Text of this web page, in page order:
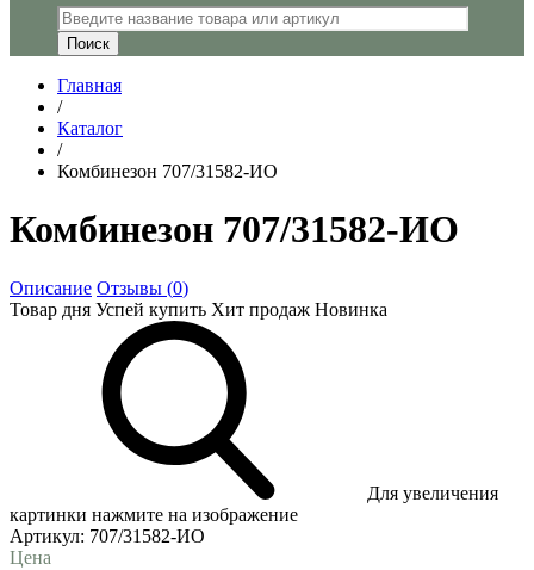
Главная
/
Каталог
/
Комбинезон 707/31582-ИО
Комбинезон 707/31582-ИО
Описание Отзывы (0)
Товар дня Успей купить Хит продаж Новинка
Для увеличения
картинки нажмите на изображение
Артикул: 707/31582-ИО
Цена